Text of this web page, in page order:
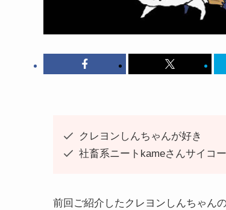
クレヨンしんちゃんが好き
社畜系ニートkameさんサイコー
前回ご紹介したクレヨンしんちゃん